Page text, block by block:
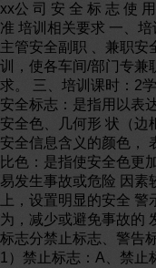
xx公 司 安 全 标 志 使
准 培训相关要求 一、
主管安全副职 、兼职安
训，使各车间/部门专兼
求。 三、培训课时：2
安全标志：是指用以表
安全色、几何形 状（边
安全信息含义的颜色，
比色：是指使安全色更
易发生事故或危险 因素
上，设置明显的安全
为，减少或避免事故的
标志分禁止标志、警告
1）禁止标志：A、禁止